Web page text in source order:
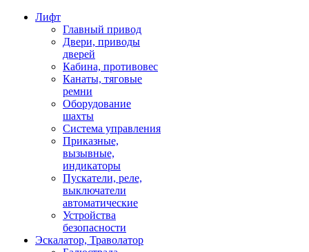
Лифт
Главный привод
Двери, приводы
дверей
Кабина, противовес
Канаты, тяговые
ремни
Оборудование
шахты
Система управления
Приказные,
вызывные,
индикаторы
Пускатели, реле,
выключатели
автоматические
Устройства
безопасности
Эскалатор, Траволатор